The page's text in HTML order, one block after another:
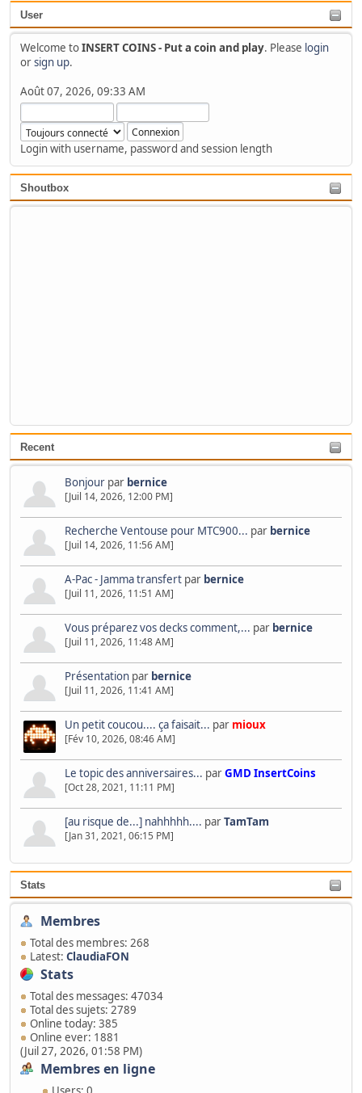
User
Welcome toINSERT COINS - Put a coin and play. Please login
orsign up.
Août 07, 2026, 09:33 AM
Login with username, password and session length
Shoutbox
Recent
Bonjour par bernice
[Juil 14, 2026, 12:00 PM]
Recherche Ventouse pour MTC900... par bernice
[Juil 14, 2026, 11:56 AM]
A-Pac - Jamma transfert par bernice
[Juil 11, 2026, 11:51 AM]
Vous préparez vos decks comment,... par bernice
[Juil 11, 2026, 11:48 AM]
Présentation par bernice
[Juil 11, 2026, 11:41 AM]
Un petit coucou.... ça faisait... par mioux
[Fév 10, 2026, 08:46 AM]
Le topic des anniversaires... parGMD InsertCoins
[Oct 28, 2021, 11:11 PM]
[au risque de...] nahhhhh.... parTamTam
[Jan 31, 2021, 06:15 PM]
Stats
Membres
Total des membres: 268
Latest: ClaudiaFON
Stats
Total des messages: 47034
Total des sujets: 2789
Online today: 385
Online ever: 1881
(Juil 27, 2026, 01:58 PM)
Membres en ligne